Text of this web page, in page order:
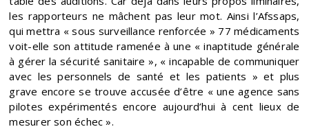
les rapporteurs ne mâchent pas leur mot. Ainsi l’Afssaps,
qui mettra « sous surveillance renforcée » 77 médicaments
voit-elle son attitude ramenée à une « inaptitude générale
à gérer la sécurité sanitaire », « incapable de communiquer
avec les personnels de santé et les patients » et plus
grave encore se trouve accusée d’être « une agence sans
pilotes expérimentés encore aujourd’hui à cent lieux de
mesurer son échec ».